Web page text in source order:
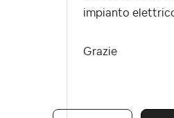
impianto
Grazie